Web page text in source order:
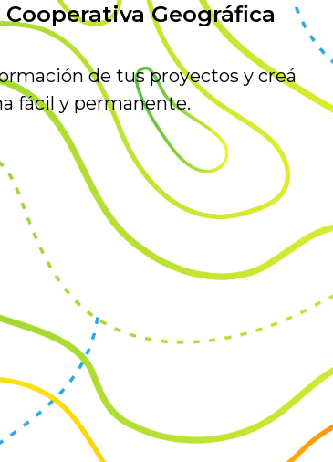
Geográfica
de tus proyectos y creá
fácil y permanente.